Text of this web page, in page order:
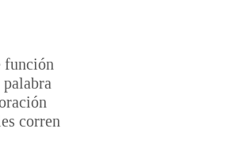
función
corren